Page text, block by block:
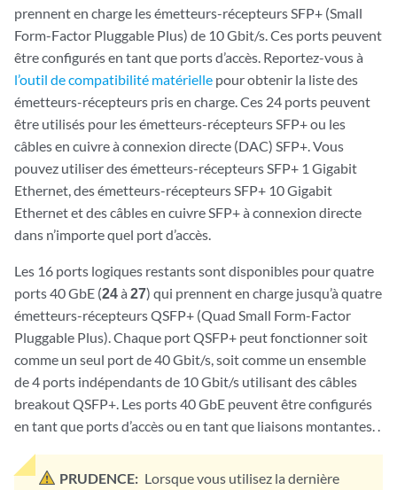
prennent en charge les émetteurs-récepteurs SFP+ (Small
Form-Factor Pluggable Plus) de 10 Gbit/s. Ces ports peuvent
être configurés en tant que ports d’accès. Reportez-vous à
l’outil de compatibilité matérielle pour obtenir la liste des
émetteurs-récepteurs pris en charge. Ces 24 ports peuvent
être utilisés pour les émetteurs-récepteurs SFP+ ou les
câbles en cuivre à connexion directe (DAC) SFP+. Vous
pouvez utiliser des émetteurs-récepteurs SFP+ 1 Gigabit
Ethernet, des émetteurs-récepteurs SFP+ 10 Gigabit
Ethernet et des câbles en cuivre SFP+ à connexion directe
dans n’importe quel port d’accès.
Les 16 ports logiques restants sont disponibles pour quatre
ports 40 GbE (24à 27) qui prennent en charge jusqu’à quatre
émetteurs-récepteurs QSFP+ (Quad Small Form-Factor
Pluggable Plus). Chaque port QSFP+ peut fonctionner soit
comme un seul port de 40 Gbit/s, soit comme un ensemble
de 4 ports indépendants de 10 Gbit/s utilisant des câbles
breakout QSFP+. Les ports 40 GbE peuvent être configurés
en tant que ports d’accès ou en tant que liaisons montantes. .
PRUDENCE: Lorsque vous utilisez la dernière